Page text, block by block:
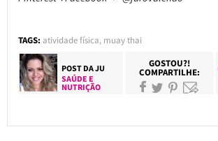
TAGS: atividade física, muay thai
POST DAJU
SAÚDE E
NUTRIÇÃO
GOSTOU?!
COMPARTILHE: